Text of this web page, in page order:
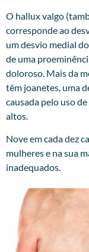
O hallux valgo
corresponde ao
um desvio medial
de uma
doloroso. Mais da
têm joanetes, uma
causada pelo uso
altos.
Nove em cada dez
mulheres e na sua
inadequados.